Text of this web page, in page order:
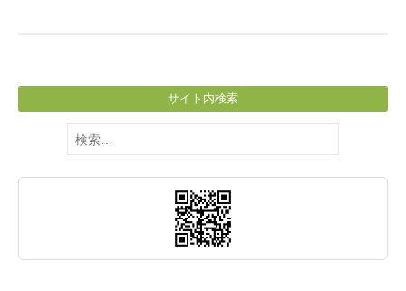
サイト内検索
検
索: